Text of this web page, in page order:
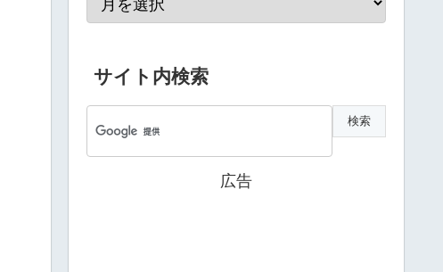
サイト内検索
広告